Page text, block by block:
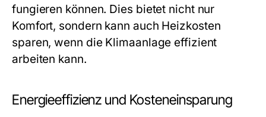
fungieren können. Dies bietet nicht nur
Komfort, sondern kann auch Heizkosten
sparen, wenn die Klimaanlage effizient
arbeiten kann.
Energieeffizienz und Kosteneinsparung